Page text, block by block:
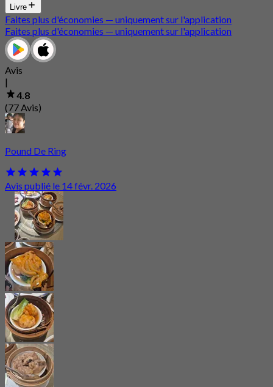
Livre
Faites plus d'économies — uniquement sur l'application
Faites plus d'économies — uniquement sur l'application
Avis
|
4.8
(77 Avis)
Pound De Ring
Avis publié le 14 févr. 2026